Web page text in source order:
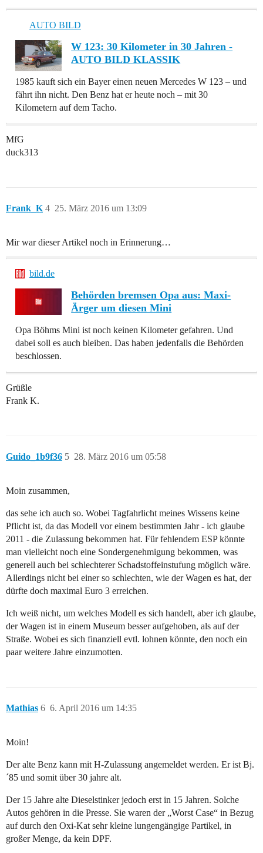
AUTO BILD
W 123: 30 Kilometer in 30 Jahren -
AUTO BILD KLASSIK
1985 kauft sich ein Bayer einen neuen Mercedes W 123 – und
fährt ihn nicht. Den Benz hat er heute noch – mit 30
Kilometern auf dem Tacho.
MfG
duck313
Frank_K 25. März 2016 um 13:09
4
Mir war dieser Artikel noch in Erinnerung…
bild.de
Behörden bremsen Opa aus: Maxi-
Ärger um diesen Mini
Opa Böhms Mini ist noch keinen Kilometer gefahren. Und
dabei soll es auch bleiben. Das haben jedenfalls die Behörden
beschlossen.
Grüßle
Frank K.
Guido_1b9f36 28. März 2016 um 05:58
5
Moin zusammen,
das sehe ich auch so. Wobei Tagfahrlicht meines Wissens keine
Pflicht ist, da das Modell vor einem bestimmten Jahr - ich glaube
2011 - die Zulassung bekommen hat. Für fehlendem ESP könnte
man vielleicht noch eine Sondergenehmigung bekommen, was
generell auch bei schlechterer Schadstoffeinstufung möglich wäre.
Allerdings nicht bei einer so schlechten, wie der Wagen es hat, der
dürfte doch maximal Euro 3 erreichen.
Ich weiß nicht, um welches Modell es sich handelt, aber ich glaube,
der Wagen ist in einem Museum besser aufgehoben, als auf der
Straße. Wobei es sich finanziell evtl. lohnen könnte, den noch ein
paar weitere Jahre einzumotten.
Mathias 6. April 2016 um 14:35
6
Moin!
Der alte Benz kann mit H-Zulassung angemeldet werden. Er ist Bj.
´85 und somit über 30 jahre alt.
Der 15 Jahre alte Dieselstinker jedoch erst in 15 Jahren. Solche
Autos gehören in die Presse. Sie waren der „Worst Case“ in Bezug
auf durch den Oxi-Kat sehr kleine lungengängige Partikel, in
großer Menge, da kein DPF.